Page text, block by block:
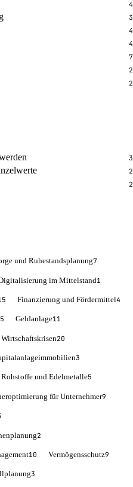
4
3
4
4
7
2
2
3
2
2
und Ruhestandsplanung7
im Mittelstand1
Finanzierung und Fördermittel4
5 Geldanlage11
20
3
Rohstoffe und Edelmetalle5
für Unternehmer9
2
10 Vermögensschutz9
3